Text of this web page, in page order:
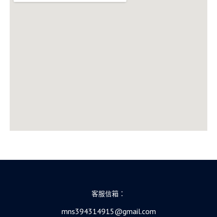
客服信箱：
mns394314915@gmail.com